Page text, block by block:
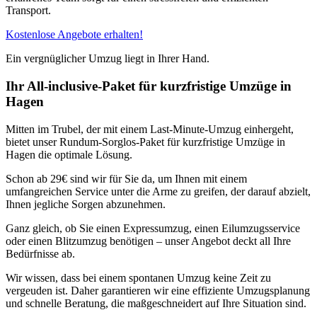
Transport.
Kostenlose Angebote erhalten!
Ein vergnüglicher Umzug liegt in Ihrer Hand.
Ihr All-inclusive-Paket für kurzfristige Umzüge in
Hagen
Mitten im Trubel, der mit einem Last-Minute-Umzug einhergeht,
bietet unser Rundum-Sorglos-Paket für kurzfristige Umzüge in
Hagen die optimale Lösung.
Schon ab 29€ sind wir für Sie da, um Ihnen mit einem
umfangreichen Service unter die Arme zu greifen, der darauf abzielt,
Ihnen jegliche Sorgen abzunehmen.
Ganz gleich, ob Sie einen Expressumzug, einen Eilumzugsservice
oder einen Blitzumzug benötigen – unser Angebot deckt all Ihre
Bedürfnisse ab.
Wir wissen, dass bei einem spontanen Umzug keine Zeit zu
vergeuden ist. Daher garantieren wir eine effiziente Umzugsplanung
und schnelle Beratung, die maßgeschneidert auf Ihre Situation sind.